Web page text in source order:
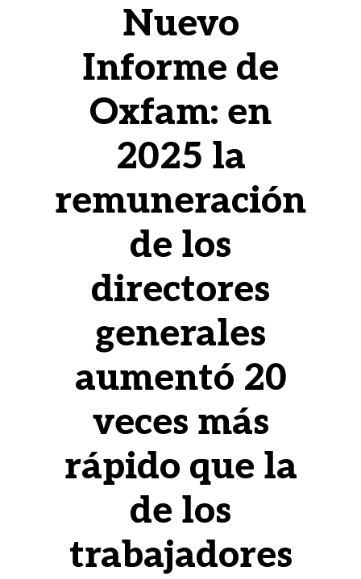
Nuevo
Informe de
Oxfam: en
2025 la
remuneración
de los
directores
generales
aumentó 20
veces más
rápido que la
de los
trabajadores